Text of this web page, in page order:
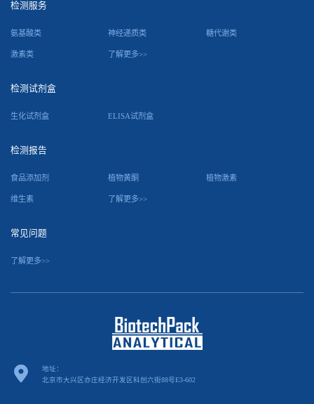
检测服务
氨基酸类 神经递质类 糖代谢类
激素类 了解更多>>
检测试剂盒
生化试剂盒 ELISA试剂盒
检测报告
食品添加剂 植物黄酮 植物激素
维生素 了解更多>>
常见问题
了解更多>>
地址：
北京市大兴区亦庄经济开发区科创六街88号E3-602